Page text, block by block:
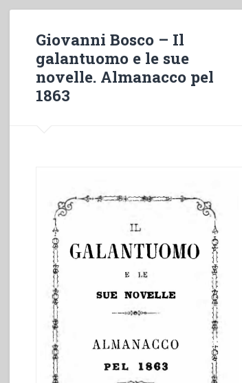
Giovanni Bosco – Il
galantuomo e le sue
novelle. Almanacco pel
1863